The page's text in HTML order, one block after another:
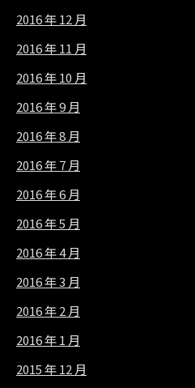
2016 年 12 月
2016 年 11 月
2016 年 10 月
2016 年 9 月
2016 年 8 月
2016 年 7 月
2016 年 6 月
2016 年 5 月
2016 年 4 月
2016 年 3 月
2016 年 2 月
2016 年 1 月
2015 年 12 月